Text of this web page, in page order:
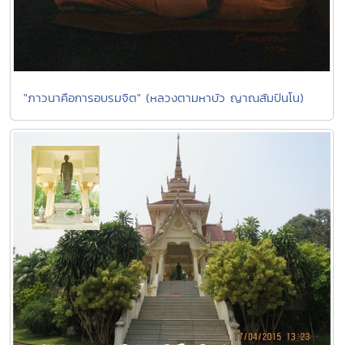
"ภาวนาคือการอบรมจิต" (หลวงตามหาบัว ญาณสัมปันโน)